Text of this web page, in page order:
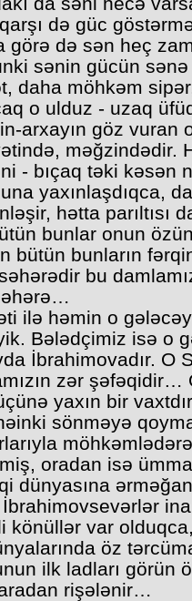
də güc
görə də sən heç
sənin gücün sənə
daha möhkəm
o ulduz - uzaq
arxayın göz vuran
məğzindədir.
- bıçaq təki kəsən
yaxınlaşdıqca,
hətta parıltısı
bunlar onun
bütün bunların
bu
ilə həmin o
Bələdçimiz isə o
İbrahimovadır. O
zər şəfəqidir…
yaxın bir
sönməyə
oradan isə
dünyasına ərməğan
könüllər var
öz
ilk ladları görün
rişələnir…